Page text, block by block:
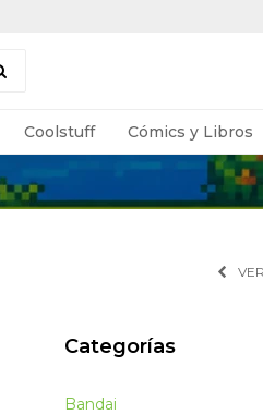
Coolstuff Cómics y Libros
Categorías
Bandai